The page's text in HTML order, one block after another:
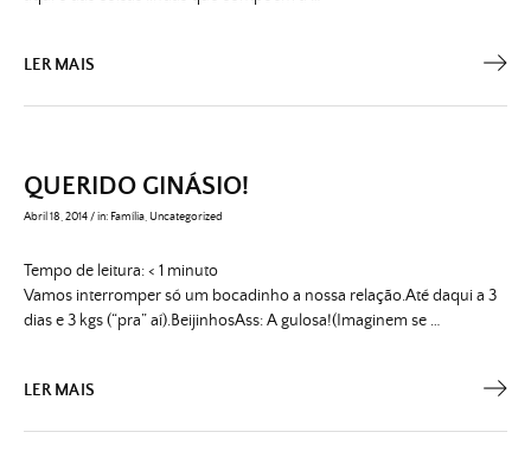
LER MAIS
QUERIDO GINÁSIO!
Abril 18, 2014/in: Família Uncategorized
Tempo de leitura:< 1 minuto
Vamos interromper só um bocadinho a nossa relação.Até daqui a 3
dias e 3 kgs (“pra” aí).BeijinhosAss: A gulosa!(Imaginem se …
LER MAIS